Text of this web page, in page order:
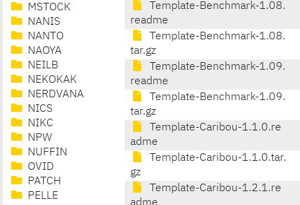
MSTOCK
NANIS
NANTO
NAOYA
NEILB
NEKOKAK
NERDVANA
NICS
NIKC
NPW
NUFFIN
OVID
PATCH
PELLE
Template-Benchmark-1.08.
readme
Template-Benchmark-1.08.
tar.gz
Template-Benchmark-1.09.
readme
Template-Benchmark-1.09.
tar.gz
Template-Caribou-1.1.0.re
adme
Template-Caribou-1.1.0.tar.
gz
Template-Caribou-1.2.1.re